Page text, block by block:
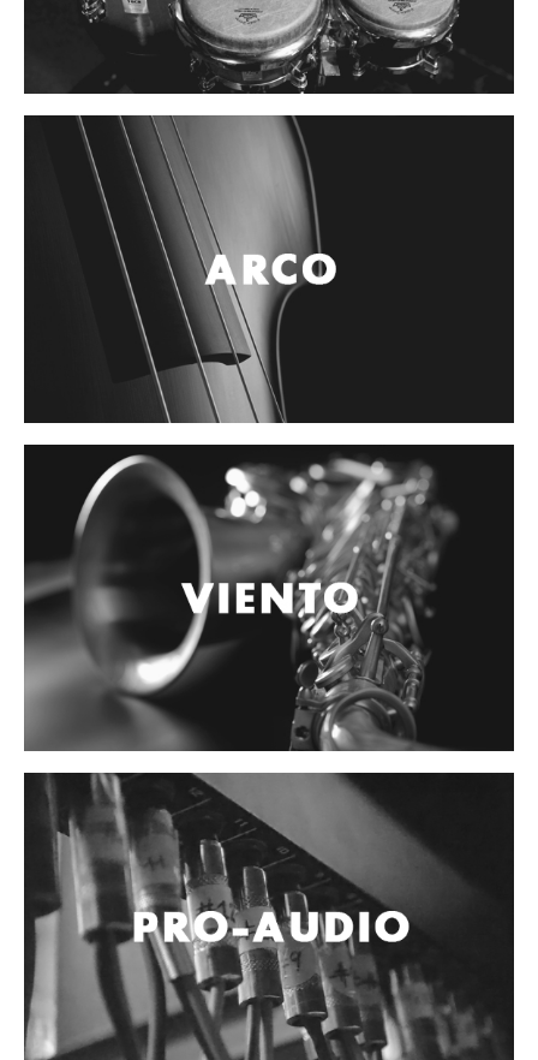
Controladores
Mezcladora
Interfaz
Agujas
Audifonos
Accesorios
Luces y Escenario
Maquinas de humo y escenario
Controladores
Accesorios
Cables y Conectores
Micrófono
Sonido
Espigas y conectores
Accesorios
Otros Instrumentos de Cuerdas
Ukulele
Mandolina
Mariachi